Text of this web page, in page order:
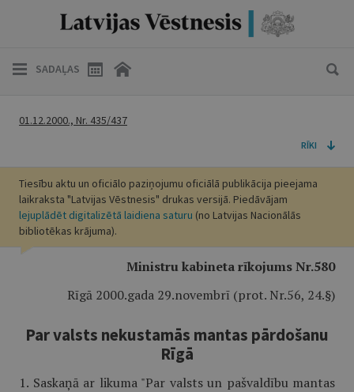
SADAĻAS
01.12.2000., Nr. 435/437
RĪKI
Tiesību aktu un oficiālo paziņojumu oficiālā publikācija pieejama
laikraksta "Latvijas Vēstnesis" drukas versijā. Piedāvājam
lejuplādēt digitalizētā laidiena saturu (no Latvijas Nacionālās
bibliotēkas krājuma).
Ministru kabineta rīkojums Nr.580
Rīgā 2000.gada 29.novembrī (prot. Nr.56, 24.§)
Par valsts nekustamās mantas pārdošanu
Rīgā
1. Saskaņā ar likuma "Par valsts un pašvaldību mantas